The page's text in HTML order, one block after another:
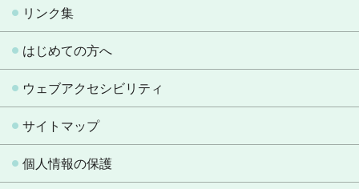
リンク集
はじめての方へ
ウェブアクセシビリティ
サイトマップ
個人情報の保護